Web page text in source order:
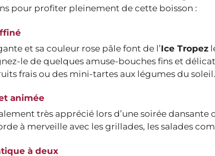
pour profiter pleinement de cette boisson :
et sa couleur rose pâle font de l’Ice Tropez
le de quelques amuse-bouches fins et
frais ou des mini-tartes aux légumes du soleil.
animée
très apprécié lors d’une soirée
à merveille avec les grillades, les salades
à deux